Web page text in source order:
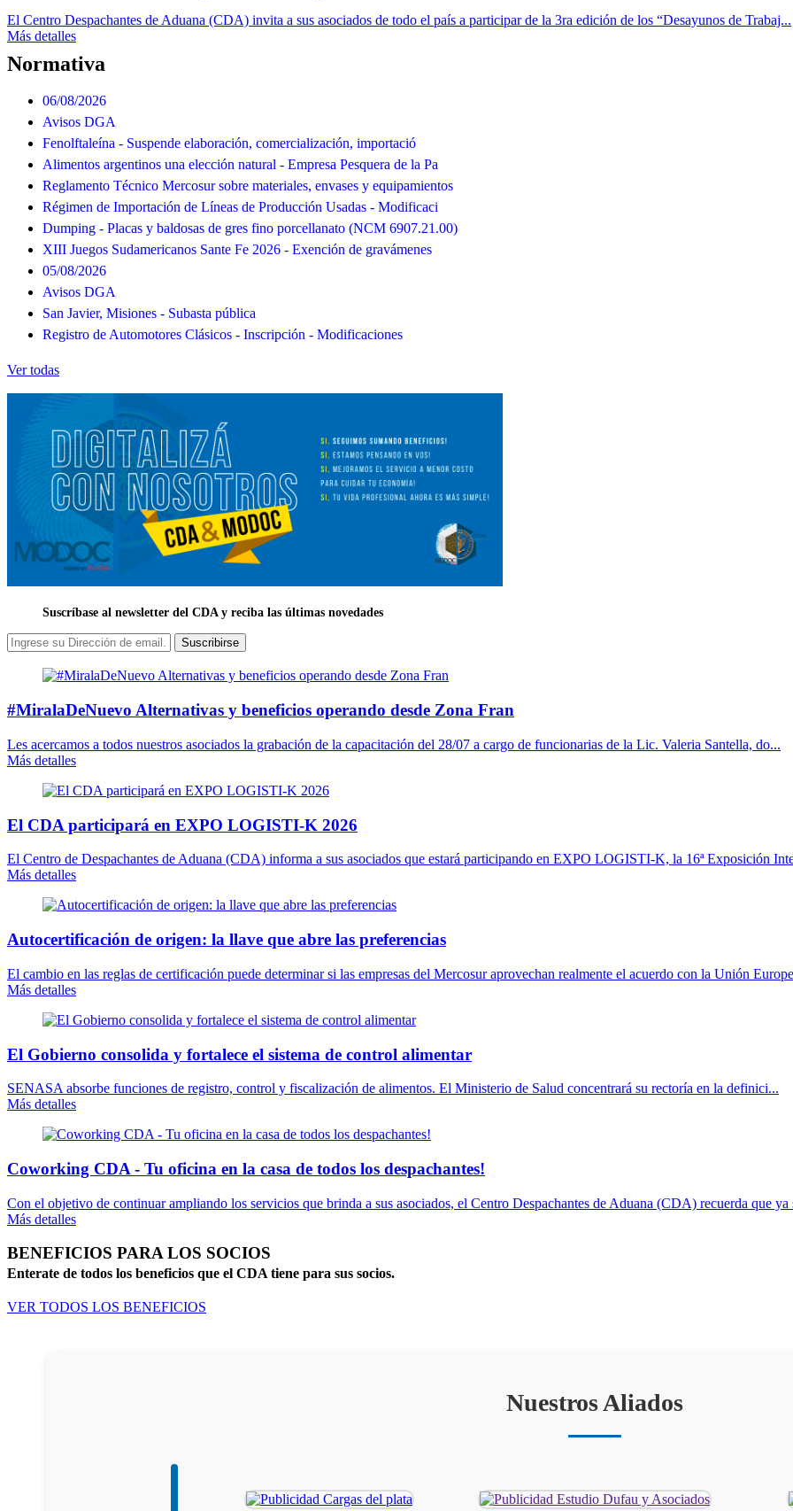
El Centro Despachantes de Aduana (CDA) invita a sus asociados de todo el país a participar de la 3ra edición de los “Desayunos de Trabaj...
Más detalles
Normativa
06/08/2026
Avisos DGA
Fenolftaleína - Suspende elaboración, comercialización, importació
Alimentos argentinos una elección natural - Empresa Pesquera de la Pa
Reglamento Técnico Mercosur sobre materiales, envases y equipamientos
Régimen de Importación de Líneas de Producción Usadas - Modificaci
Dumping - Placas y baldosas de gres fino porcellanato (NCM 6907.21.00)
XIII Juegos Sudamericanos Sante Fe 2026 - Exención de gravámenes
05/08/2026
Avisos DGA
San Javier, Misiones - Subasta pública
Registro de Automotores Clásicos - Inscripción - Modificaciones
Ver todas
Suscríbase al newsletter del CDA y reciba las últimas novedades
Suscribirse
#MiralaDeNuevo Alternativas y beneficios operando desde Zona Fran
Les acercamos a todos nuestros asociados la grabación de la capacitación del 28/07 a cargo de funcionarias de la Lic. Valeria Santella, do...
Más detalles
El CDA participará en EXPO LOGISTI-K 2026
El Centro de Despachantes de Aduana (CDA) informa a sus asociados que estará participando en EXPO LOGISTI-K, la 16ª Exposición
Más detalles
Autocertificación de origen: la llave que abre las preferencias
El cambio en las reglas de certificación puede determinar si las empresas del Mercosur aprovechan realmente el acuerdo con la Unión
Más detalles
El Gobierno consolida y fortalece el sistema de control alimentar
SENASA absorbe funciones de registro, control y fiscalización de alimentos. El Ministerio de Salud concentrará su rectoría en la definici...
Más detalles
Coworking CDA - Tu oficina en la casa de todos los despachantes!
Con el objetivo de continuar ampliando los servicios que brinda a sus asociados, el Centro Despachantes de Aduana (CDA) recuerda que ya
Más detalles
BENEFICIOS PARA LOS SOCIOS
Enterate de todos los beneficios que el CDA tiene para sus socios.
VER TODOS LOS BENEFICIOS
Nuestros Aliados